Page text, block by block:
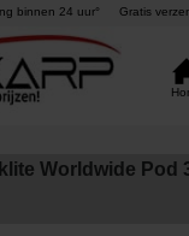
binnen 24 uur° Gratis
Worldwide Pod